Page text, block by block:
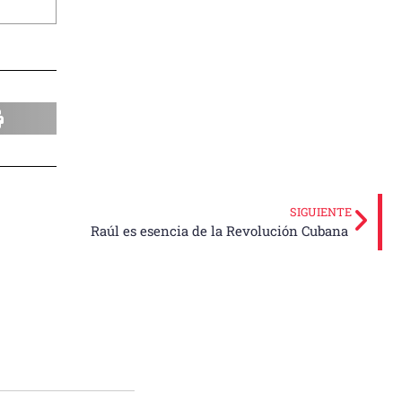
SIGUIENTE
Raúl es esencia de la Revolución Cubana